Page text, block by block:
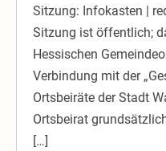
Sitzung: Infokasten |
Sitzung ist öffentlich;
Hessischen
Verbindung mit der
Ortsbeiräte der Stadt
Ortsbeirat
[…]